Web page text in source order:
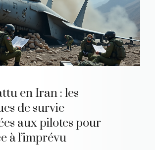
en Iran : les
de survie
aux pilotes pour
à l’imprévu